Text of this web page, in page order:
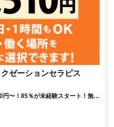
ゼーションセラピス
〜！85％が未経験スタート！無料
時間に収入を得られます⏰【神奈